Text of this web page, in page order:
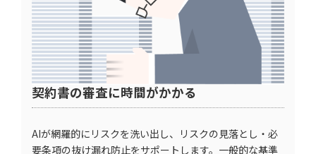
契約書の審査に時間がかかる
AIが網羅的にリスクを洗い出し、リスクの見落とし・必
要条項の抜け漏れ防止をサポートします。一般的な基準